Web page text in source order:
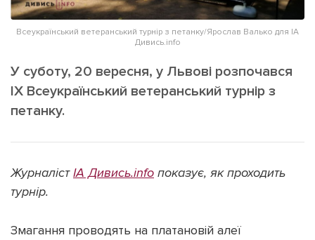
Репортаж
Розслідування
Ініціативи
Лонгріди
Made in Lviv
[email protected] Реклама на сайті
Всеукраїнський ветеранський турнір з петанку/Ярослав Валько для ІА
Дивись.info
У суботу, 20 вересня, у Львові розпочався
ІХ Всеукраїнський ветеранський турнір з
петанку.
ЖурналістІА Дивись.info показує, як проходить
турнір.
Змагання проводять на платановій алеї